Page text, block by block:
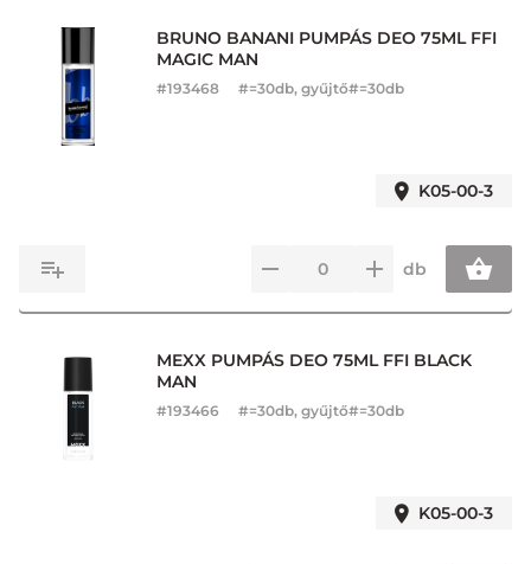
BRUNO BANANI PUMPÁS DEO 75ML FFI
MAGIC MAN
#193468 #=30db, gyűjtő#=30db
K05-00-3
db
MEXX PUMPÁS DEO 75ML FFI BLACK
MAN
#193466 #=30db, gyűjtő#=30db
K05-00-3